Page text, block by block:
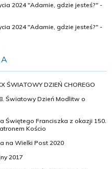
2024 "Adamie, gdzie jesteś?" -
2024 "Adamie, gdzie jesteś?" -
ŚWIATOWY DZIEŃ CHOREGO
Światowy Dzień Modlitw o
Świętego Franciszka z okazji 150.
Kościo
na Wielki Post 2020
2017